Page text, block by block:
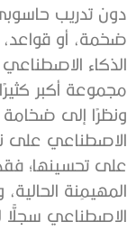
دون تدريب
ضخمة، أو قواعد،
الذكاء
مجموعة أكبر
ونظرًا إلى ضخامة
الاصطناعي على
على تحسينها؛
المهيمِنة
الاصطناعي سجلًّا